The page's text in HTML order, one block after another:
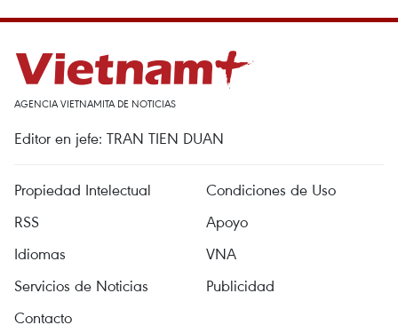
AGENCIA VIETNAMITA DE NOTICIAS
Editor en jefe: TRAN TIEN DUAN
Propiedad Intelectual
Condiciones de Uso
RSS
Apoyo
Idiomas
VNA
Servicios de Noticias
Publicidad
Contacto